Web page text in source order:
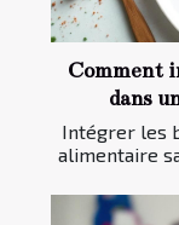
Comment
dans
Intégrer les
alimentaire